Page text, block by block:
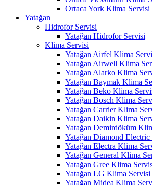
Ortaca York Klima Servisi
Yatağan
Hidrofor Servisi
Yatağan Hidrofor Servisi
Klima Servisi
Yatağan Airfel Klima
Yatağan Airwell Klima
Yatağan Alarko Klima
Yatağan Baymak Klima
Yatağan Beko Klima
Yatağan Bosch Klima
Yatağan Carrier Klima
Yatağan Daikin Klima
Yatağan Demirdöküm
Yatağan Diamond
Yatağan Electra Klima
Yatağan General Klima
Yatağan Gree Klima
Yatağan LG Klima Servisi
Yatağan Midea Klima